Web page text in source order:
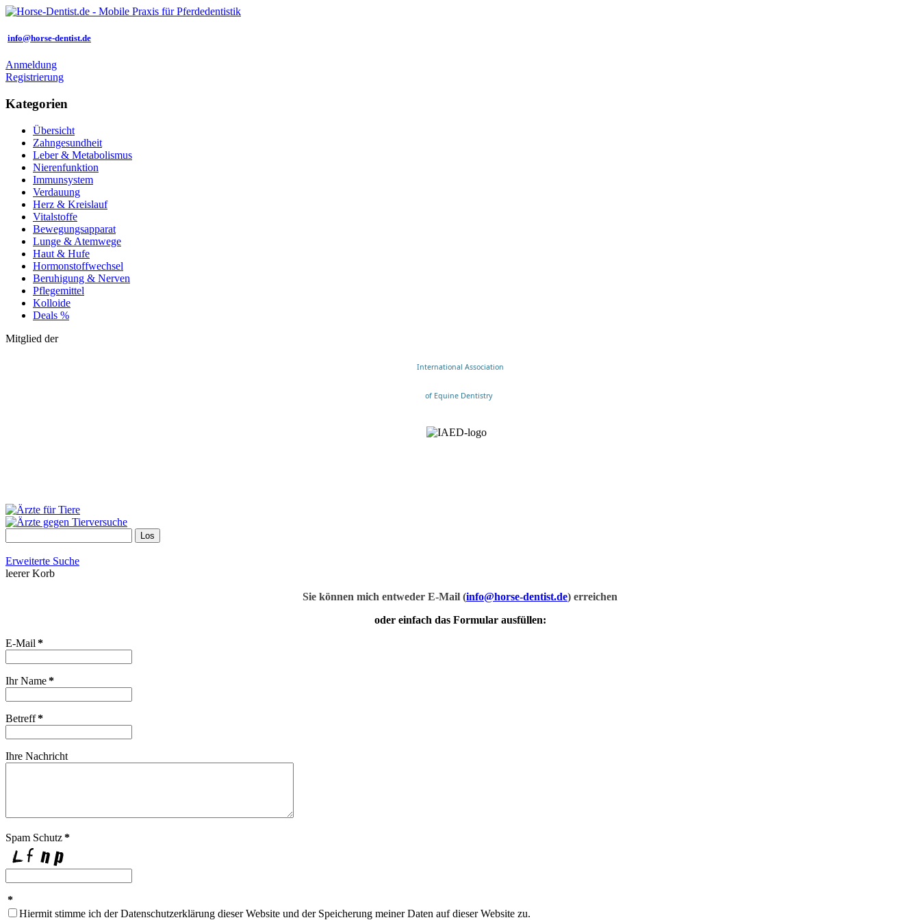
info@horse-dentist.de
Anmeldung
Registrierung
Kategorien
Übersicht
Zahngesundheit
Leber & Metabolismus
Nierenfunktion
Immunsystem
Verdauung
Herz & Kreislauf
Vitalstoffe
Bewegungsapparat
Lunge & Atemwege
Haut & Hufe
Hormonstoffwechsel
Beruhigung & Nerven
Pflegemittel
Kolloide
Deals %
Mitglied der
International Association
of Equine Dentistry
Erweiterte Suche
leerer Korb
Sie können mich entweder E-Mail (info@horse-dentist.de) erreichen
oder einfach das Formular ausfüllen:
E-Mail *
Ihr Name*
Betreff*
Ihre Nachricht
Spam Schutz*
*
Hiermit stimme ich der Datenschutzerklärung dieser Website und der Speicherung meiner Daten auf dieser Website zu.